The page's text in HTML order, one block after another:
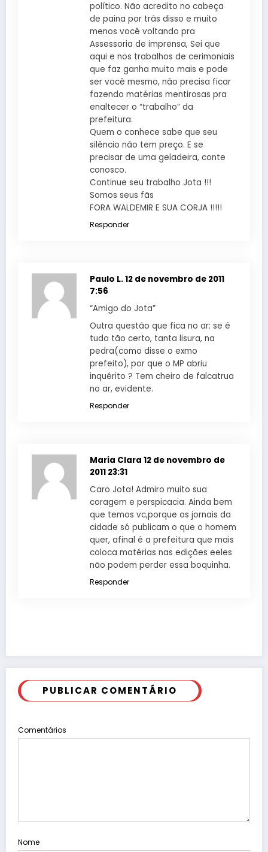
político. Não acredito no cabeça
de paina por trás disso e muito
menos você voltando pra
Assessoria de imprensa, Sei que
aqui e nos trabalhos de cerimoniais
que faz ganha muito mais e pode
ser você mesmo, não precisa ficar
fazendo matérias mentirosas pra
enaltecer o “trabalho” da
prefeitura.
Quem o conhece sabe que seu
silêncio não tem preço. E se
precisar de uma geladeira, conte
conosco.
Continue seu trabalho Jota !!!
Somos seus fãs
FORA WALDEMIR E SUA CORJA !!!!!
Responder
Paulo L.12 de novembro de 2011
7:56
“Amigo do Jota”
Outra questão que fica no ar: se é
tudo tão certo, tanta lisura, na
pedra(como disse o exmo
prefeito), por que o MP abriu
inquérito ? Tem cheiro de falcatrua
no ar, evidente.
Responder
Maria Clara 12 de novembro de
2011 23:31
Caro Jota! Admiro muito sua
coragem e perspicacia. Ainda bem
que temos vc,porque os jornais da
cidade só publicam o que o homem
quer, afinal é a prefeitura que mais
coloca matérias nas edições eeles
não podem perder essa boquinha.
Responder
PUBLICAR COMENTÁRIO
Comentários
Nome